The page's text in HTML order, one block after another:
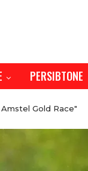
PERSIBTONE
Gold Race"